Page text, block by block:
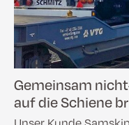
Gemeinsam
auf die Schiene